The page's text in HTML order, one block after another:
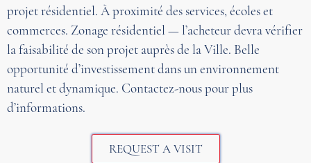
projet résidentiel. À proximité des services, écoles et
commerces. Zonage résidentiel — l’acheteur devra vérifier
la faisabilité de son projet auprès de la Ville. Belle
opportunité d’investissement dans un environnement
naturel et dynamique. Contactez-nous pour plus
d’informations.
REQUEST A VISIT